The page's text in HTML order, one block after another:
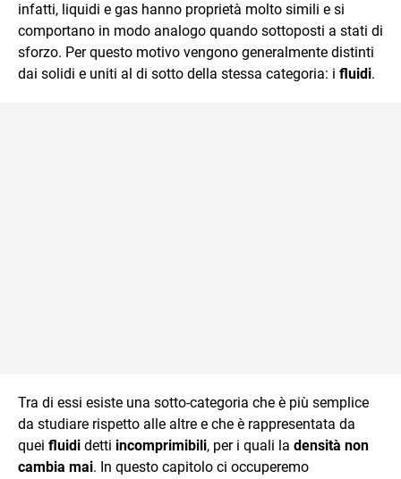
infatti, liquidi e gas hanno proprietà molto simili e si
comportano in modo analogo quando sottoposti a stati di
sforzo. Per questo motivo vengono generalmente distinti
dai solidi e uniti al di sotto della stessa categoria: i fluidi.
Tra di essi esiste una sotto-categoria che è più semplice
da studiare rispetto alle altre e che è rappresentata da
quei fluidi detti incomprimibili, per i quali la densità non
cambia mai. In questo capitolo ci occuperemo